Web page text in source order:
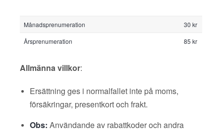
Månadsprenumeration
30 kr
Årsprenumeration
85 kr
Allmänna villkor:
Ersättning ges i normalfallet inte på moms,
försäkringar, presentkort och frakt.
Obs: Användande av rabattkoder och andra